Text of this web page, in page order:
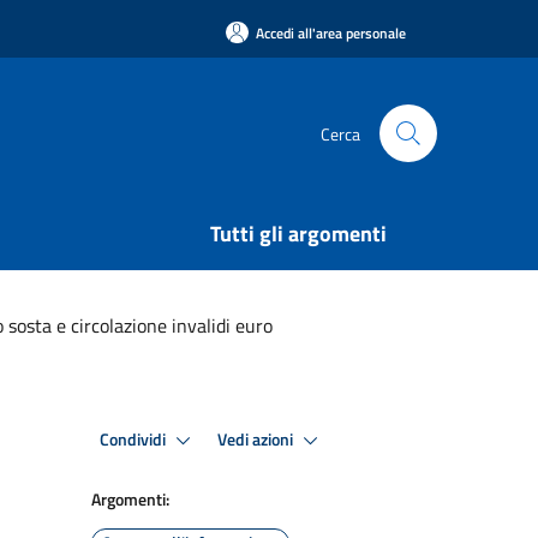
Accedi all'area personale
Cerca
Tutti gli argomenti
e circolazione invalidi euro
Condividi Vedi azioni
Argomenti: